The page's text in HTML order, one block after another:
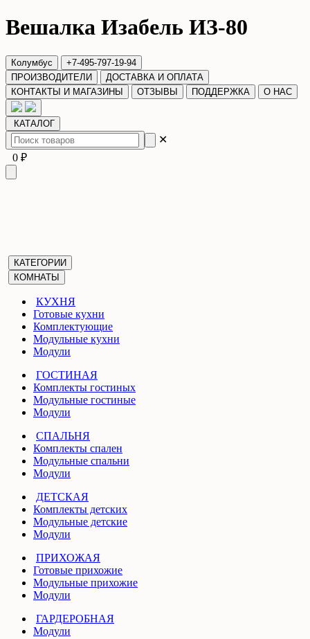
Вешалка Изабель ИЗ-80
Колумбус
+7-495-797-19-94
ПРОИЗВОДИТЕЛИ
ДОСТАВКА И ОПЛАТА
КОНТАКТЫ И МАГАЗИНЫ
ОТЗЫВЫ ПОДДЕРЖКА О НАС
КАТАЛОГ
✕
0 ₽
КАТЕГОРИИ
КОМНАТЫ
КУХНЯ
Готовые кухни
Комплектующие
Модульные кухни
Модули
ГОСТИНАЯ
Комплекты гостиных
Модульные гостиные
Модули
СПАЛЬНЯ
Комплекты спален
Модульные спальни
Модули
ДЕТСКАЯ
Комплекты детских
Модульные детские
Модули
ПРИХОЖАЯ
Готовые прихожие
Модульные прихожие
Модули
ГАРДЕРОБНАЯ
Модули